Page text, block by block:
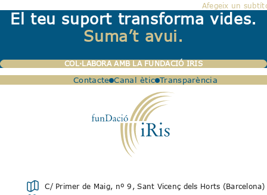
Afegeix un
El teu suport transforma vides.
Suma’t avui.
COL·LABORA AMB LA FUNDACIÓ IRIS
Contacte Canal ètic Transparència
C/ Primer de Maig, nº 9, Sant Vicenç dels Horts (Barcelona)